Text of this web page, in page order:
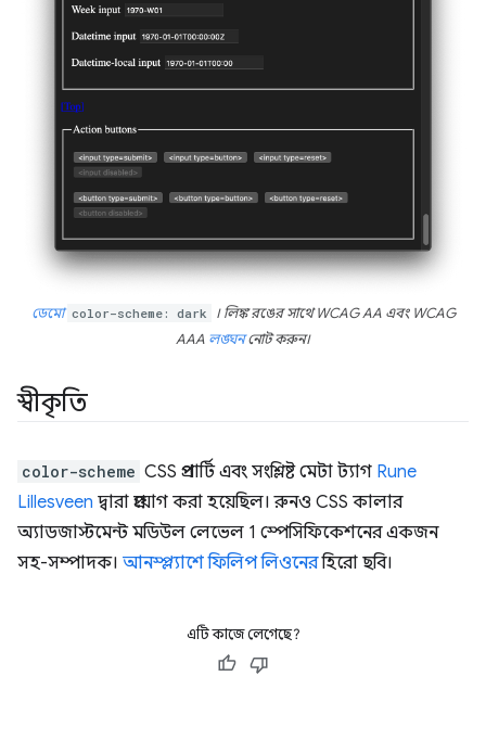
ডেমো color-scheme: dark
। লিঙ্ক রঙের সাথে WCAG AA এবং WCAG
AAA লঙ্ঘননোট করুন।
স্বীকৃতি
color-scheme CSS প্রপার্টি এবং সংশ্লিষ্ট মেটা ট্যাগ Rune
Lillesveen দ্বারা প্রয়োগ করা হয়েছিল। রুনও CSS কালার
অ্যাডজাস্টমেন্ট মডিউল লেভেল 1 স্পেসিফিকেশনের একজন
সহ-সম্পাদক। আনস্প্ল্যাশে ফিলিপ লিওনেরহিরো ছবি।
এটি কাজে লেগেছে?